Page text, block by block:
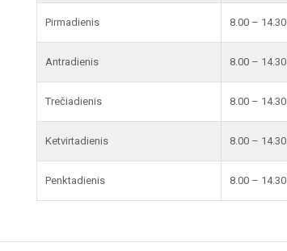
Pirmadienis 8.00 – 14.30
Antradienis 8.00 – 14.30
Trečiadienis 8.00 – 14.30
Ketvirtadienis 8.00 – 14.30
Penktadienis 8.00 – 14.30